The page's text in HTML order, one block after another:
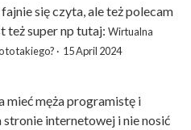
się czyta, ale też polecam
też super np tutaj: Wirtualna
to takiego? · 15 April 2024
mieć męża programistę i
stronie internetowej i nie nosić